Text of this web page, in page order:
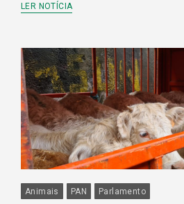
LER NOTÍCIA
Animais PAN Parlamento